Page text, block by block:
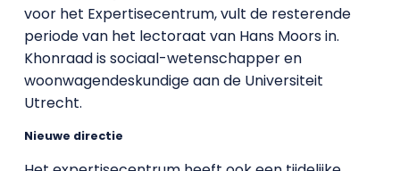
voor het Expertisecentrum, vult de resterende
periode van het lectoraat van Hans Moors in.
Khonraad is sociaal-wetenschapper en
woonwagendeskundige aan de Universiteit
Utrecht.
Nieuwe directie